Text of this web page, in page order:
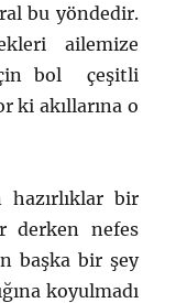
bu yöndedir.
ailemize
bol çeşitli
ki akıllarına o
bir
derken nefes
başka bir şey
koyulmadı